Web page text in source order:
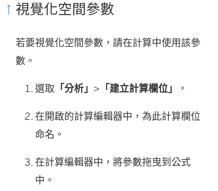
視覺化空間參數
若要視覺化空間參數，請在計算中使用該參
數。
選取 「分析」 > 「建立計算欄位」 。
在開啟的計算編輯器中，為此計算欄位
命名。
在計算編輯器中，將參數拖曳到公式
中。